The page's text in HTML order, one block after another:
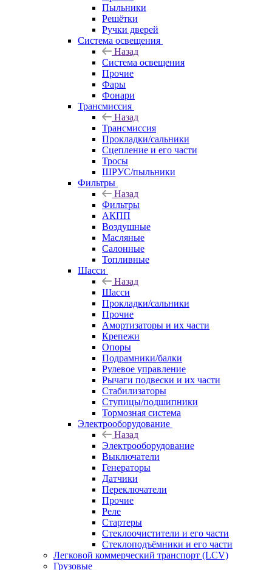
Пыльники
Решётки
Ручки дверей
Система освещения
Назад
Система освещения
Прочие
Фары
Фонари
Трансмиссия
Назад
Трансмиссия
Прокладки/сальники
Сцепление и его части
Тросы
ШРУС/пыльники
Фильтры
Назад
Фильтры
АКПП
Воздушные
Масляные
Салонные
Топливные
Шасси
Назад
Шасси
Прокладки/сальники
Прочие
Амортизаторы и их части
Крепежи
Опоры
Подрамники/балки
Рулевое управление
Рычаги подвески и их части
Стабилизаторы
Ступицы/подшипники
Тормозная система
Электрооборудование
Назад
Электрооборудование
Выключатели
Генераторы
Датчики
Переключатели
Прочие
Реле
Стартеры
Стеклоочистители и его части
Стеклоподъёмники и его части
Легковой коммерческий транспорт (LCV)
Грузовые